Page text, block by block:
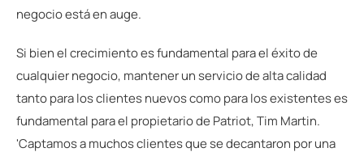
negocio está en auge.
Si bien el crecimiento es fundamental para el éxito de
cualquier negocio, mantener un servicio de alta calidad
tanto para los clientes nuevos como para los existentes es
fundamental para el propietario de Patriot, Tim Martin.
'Captamos a muchos clientes que se decantaron por una